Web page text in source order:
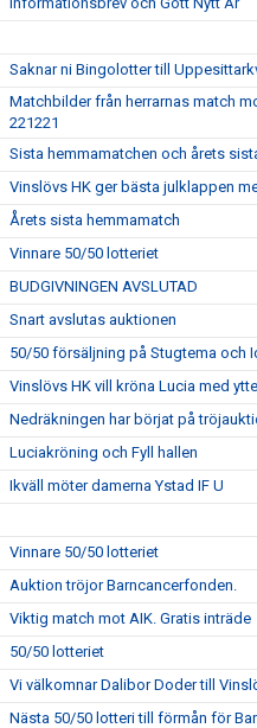
Saknar ni Bingolotter till
Matchbilder från herrarnas match
221221
Sista hemmamatchen och årets
Vinslövs HK ger bästa julklappen
Årets sista hemmamatch
Vinnare 50/50 lotteriet
BUDGIVNINGEN AVSLUTAD
Snart avslutas auktionen
50/50 försäljning på Stugtema och
Vinslövs HK vill kröna Lucia med
Nedräkningen har börjat på
Luciakröning och Fyll hallen
Ikväll möter damerna Ystad IF U
Vinnare 50/50 lotteriet
Auktion tröjor Barncancerfonden.
Viktig match mot AIK. Gratis inträde
50/50 lotteriet
Vi välkomnar Dalibor Doder till
Nästa 50/50 lotteri till förmån för